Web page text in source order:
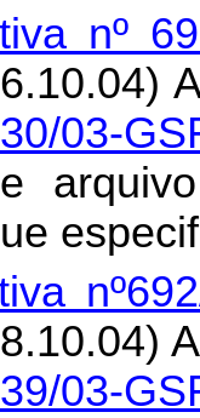
nº
03-
03-